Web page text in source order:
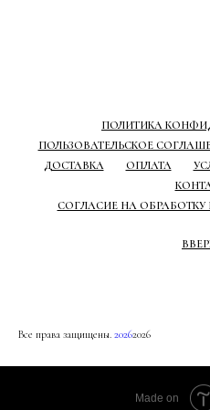
ПОЛИТИКА
ПОЛЬЗОВАТЕЛЬСКОЕ
ДОСТАВКА
ОПЛАТА
СОГЛАСИЕ НА
Все права защищены. 20262026
Made on